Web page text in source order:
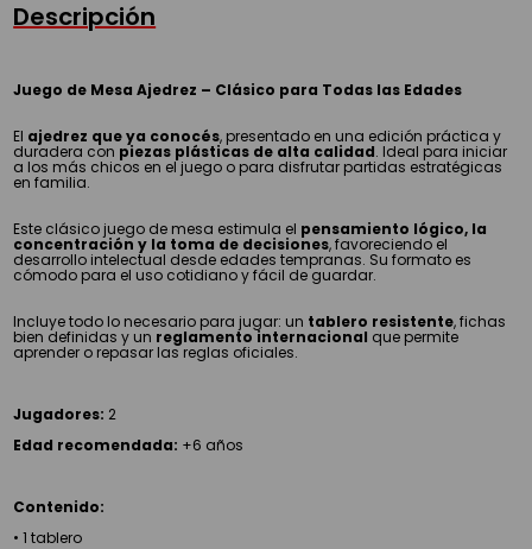
Descripción
Juego de Mesa Ajedrez – Clásico para Todas las Edades
El ajedrez que ya conocés, presentado en una edición práctica y
duradera con piezas plásticas de alta calidad. Ideal para iniciar
a los más chicos en el juego o para disfrutar partidas estratégicas
en familia.
Este clásico juego de mesa estimula el pensamiento lógico, la
concentración y la toma de decisiones, favoreciendo el
desarrollo intelectual desde edades tempranas. Su formato es
cómodo para el uso cotidiano y fácil de guardar.
Incluye todo lo necesario para jugar: un tablero resistente, fichas
bien definidas y un reglamento internacional que permite
aprender o repasar las reglas oficiales.
Jugadores: 2
Edad recomendada: +6 años
Contenido:
• 1 tablero